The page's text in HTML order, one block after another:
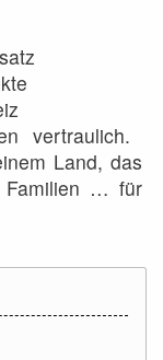
vertraulich.
Land, das
Familien … für